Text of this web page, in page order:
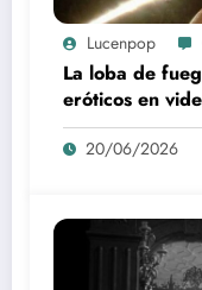
Lucenpop
La loba de
eróticos en
20/06/2026